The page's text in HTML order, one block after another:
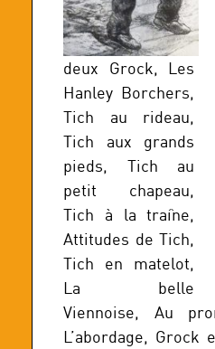
deux Grock, Les
Hanley Borchers,
Tich au rideau,
Tich aux grands
pieds, Tich au
petit chapeau,
Tich à la traîne,
Attitudes de Tich,
Tich en matelot,
La belle
Viennoise, Au
L’abordage, Grock